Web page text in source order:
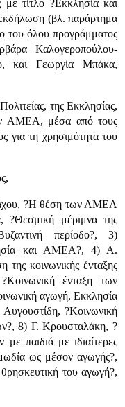
τίτλο ?Εκκλησία και
(βλ. παράρτημα
του όλου προγράμματος
Καλογεροπούλου-
και Γεωργία Μπάκα,
της Εκκλησίας,
ΑΜΕΑ, μέσα από τους
για τη χρησιμότητα του
?Η θέση των ΑΜΕΑ
μέριμνα της
περίοδο?, 3)
και ΑΜΕΑ?, 4) Α.
της κοινωνικής ένταξης
ένταξη των
αγωγή, Εκκλησία
?Κοινωνική
8) Γ. Κρουσταλάκη, ?
παιδιά με ιδιαίτερες
ως μέσον αγωγής?,
του αγωγή?,